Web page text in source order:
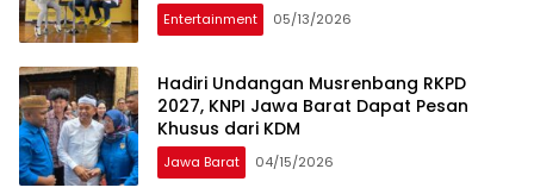
Entertainment 05/13/2026
Hadiri Undangan Musrenbang RKPD
2027, KNPI Jawa Barat Dapat Pesan
Khusus dari KDM
Jawa Barat 04/15/2026